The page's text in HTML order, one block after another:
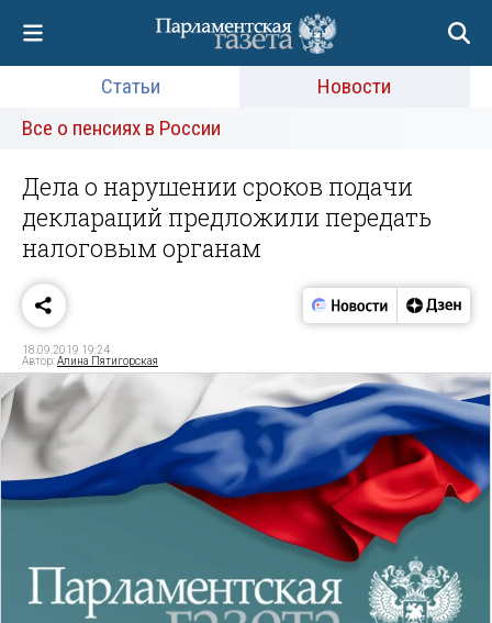
Статьи
Новости
Все о пенсиях в России
Дела о нарушении сроков подачи
деклараций предложили передать
налоговым органам
18.09.2019 19:24
Автор:Алина Пятигорская